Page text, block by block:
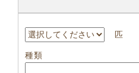
匹
種類